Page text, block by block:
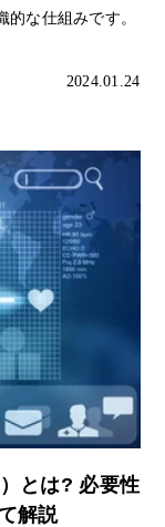
な仕組みです。
2024.01.24
とは? 必要性
解説